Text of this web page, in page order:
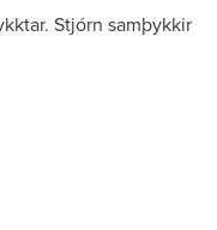
Stjórn samþykkir